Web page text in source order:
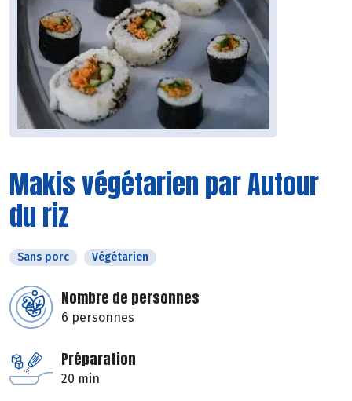
Makis végétarien par Autour
du riz
Sans porc Végétarien
Nombre de personnes
6 personnes
Préparation
20 min